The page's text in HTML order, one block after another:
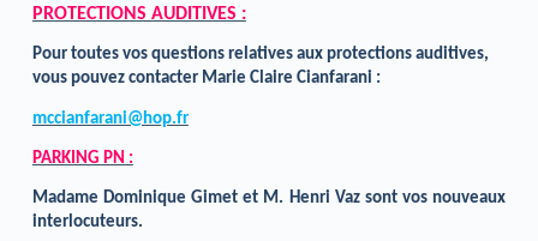
PROTECTIONS AUDITIVES :
Pour toutes vos questions relatives aux protections auditives,
vous pouvez contacter Marie Claire Cianfarani :
mccianfarani@hop.fr
PARKING PN :
Madame Dominique Gimet et M. Henri Vaz sont vos nouveaux
interlocuteurs.